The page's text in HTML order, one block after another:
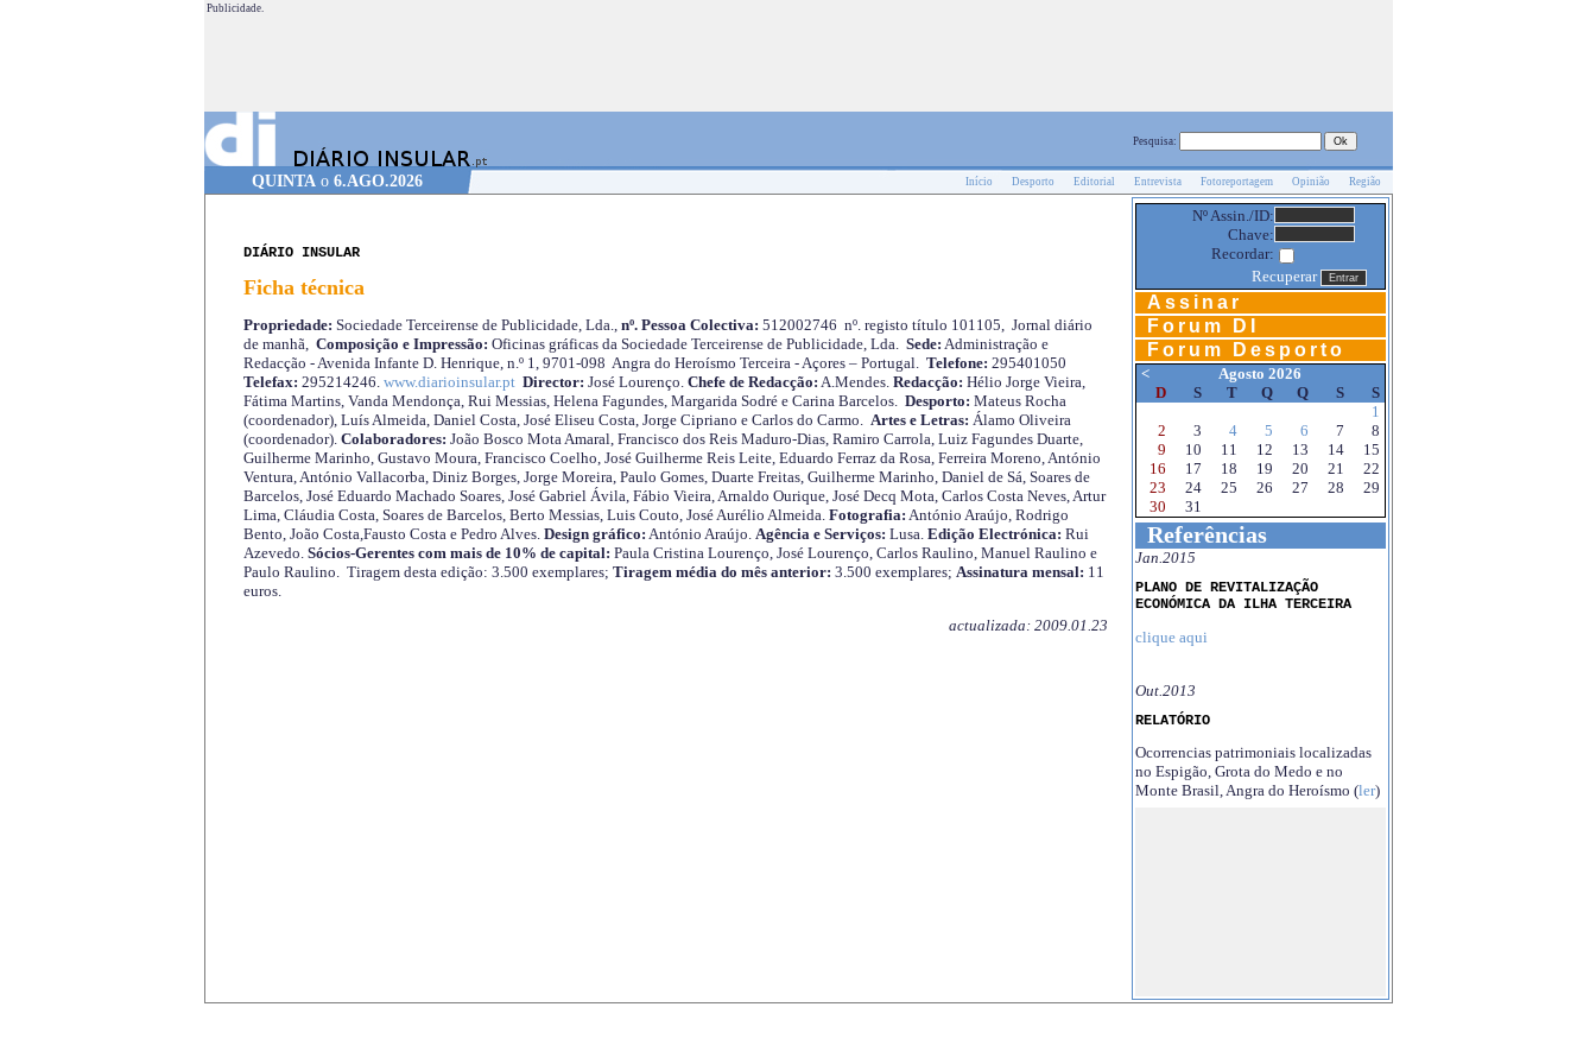
Publicidade.
Pesquisa:
QUINTA o 6.AGO.2026 Início Desporto Editorial Entrevista Fotoreportagem Opinião Região
DIÁRIO INSULAR
Ficha técnica
Propriedade: Sociedade Terceirense de Publicidade, Lda.,nº. Pessoa Colectiva: 512002746 nº. registo título 101105, Jornal diário
de manhã, Composição e Impressão: Oficinas gráficas da Sociedade Terceirense de Publicidade, Lda. Sede: Administração e
Redacção - Avenida Infante D. Henrique, n.º 1, 9701-098 Angra do Heroísmo Terceira - Açores – Portugal. Telefone: 295401050
Telefax: 295214246. www.diarioinsular.pt Director: José Lourenço. Chefe de Redacção: A.Mendes. Redacção: Hélio Jorge Vieira,
Fátima Martins, Vanda Mendonça, Rui Messias, Helena Fagundes, Margarida Sodré e Carina Barcelos. Desporto: Mateus Rocha
(coordenador), Luís Almeida, Daniel Costa, José Eliseu Costa, Jorge Cipriano e Carlos do Carmo. Artes e Letras: Álamo Oliveira
(coordenador). Colaboradores: João Bosco Mota Amaral, Francisco dos Reis Maduro-Dias, Ramiro Carrola, Luiz Fagundes Duarte,
Guilherme Marinho, Gustavo Moura, Francisco Coelho, José Guilherme Reis Leite, Eduardo Ferraz da Rosa, Ferreira Moreno, António
Ventura, António Vallacorba, Diniz Borges, Jorge Moreira, Paulo Gomes, Duarte Freitas, Guilherme Marinho, Daniel de Sá, Soares de
Barcelos, José Eduardo Machado Soares, José Gabriel Ávila, Fábio Vieira, Arnaldo Ourique, José Decq Mota, Carlos Costa Neves, Artur
Lima, Cláudia Costa, Soares de Barcelos, Berto Messias, Luis Couto, José Aurélio Almeida. Fotografia: António Araújo, Rodrigo
Bento, João Costa,Fausto Costa e Pedro Alves. Design gráfico: António Araújo. Agência e Serviços: Lusa. Edição Electrónica: Rui
Azevedo. Sócios-Gerentes com mais de 10% de capital: Paula Cristina Lourenço, José Lourenço, Carlos Raulino, Manuel Raulino e
Paulo Raulino. Tiragem desta edição: 3.500 exemplares; Tiragem média do mês anterior: 3.500 exemplares; Assinatura mensal: 11
euros.
actualizada: 2009.01.23
Nº Assin./ID:
Chave:
Recordar:
Recuperar
Assinar
Forum DI
Forum Desporto
<
Agosto 2026
D
S T Q Q S
S
1
2
3 4 5 6 7
8
9
10 11 12 13 14
15
16
17 18 19 20 21
22
23
24 25 26 27 28
29
30
31
Referências
Jan.2015
PLANO DE REVITALIZAÇÃO
ECONÓMICA DA ILHA TERCEIRA
clique aqui
Out.2013
RELATÓRIO
Ocorrencias patrimoniais localizadas
no Espigão, Grota do Medo e no
Monte Brasil, Angra do Heroísmo (ler)